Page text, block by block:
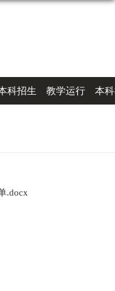
科招生 教学运行 本
.docx